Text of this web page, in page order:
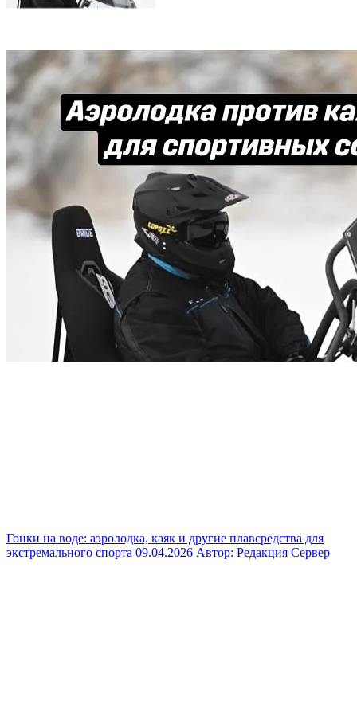
Гонки на воде: аэролодка, каяк и другие плавсредства для
экстремального спорта 09.04.2026 Автор: Редакция Сервер